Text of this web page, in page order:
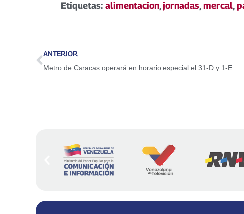
Etiquetas: alimentacion,jornadas,mercal,
ANTERIOR
Metro de Caracas operará en horario especial el 31-D y 1-E